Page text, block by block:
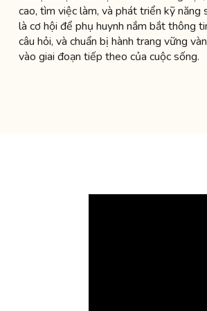
cao, tìm việc làm, và phát triển kỹ
là cơ hội để phụ huynh nắm bắt thông
câu hỏi, và chuẩn bị hành trang vững
vào giai đoạn tiếp theo của cuộc sống.